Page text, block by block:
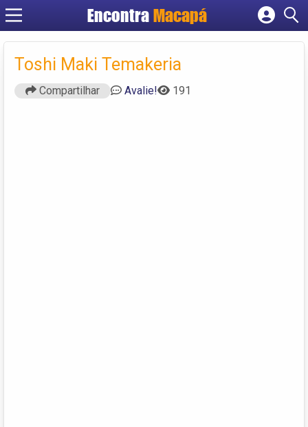
EncontraMacapá
Cadastrar empresa
Criar conta
Toshi Maki Temakeria
Compartilhar Avalie! 191